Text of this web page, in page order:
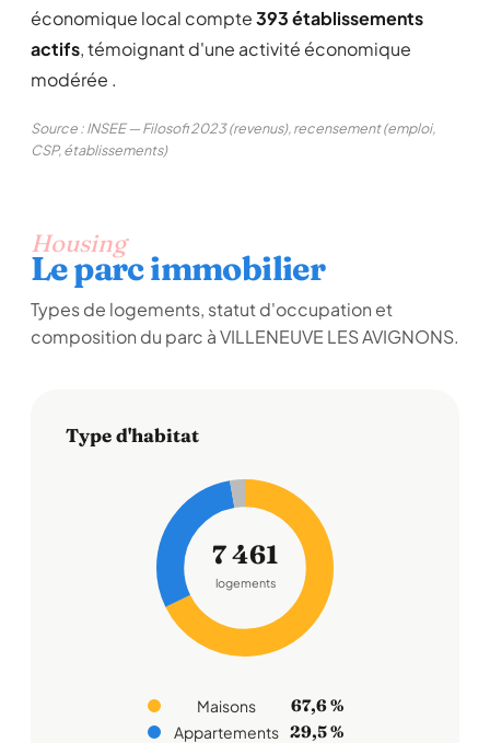
économique local compte393 établissements
actifs, témoignant d'une activité économique
modérée .
Source : INSEE — Filosofi 2023 (revenus), recensement (emploi,
CSP, établissements)
Housing
Le parc immobilier
Types de logements, statut d'occupation et
composition du parc à VILLENEUVE LES AVIGNONS.
Type d'habitat
7 461
logements
Maisons 67,6 %
Appartements 29,5 %